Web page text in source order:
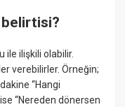
ile ilişkili olabilir.
verebilirler. Örneğin;
“Hangi
“Nereden dönersen